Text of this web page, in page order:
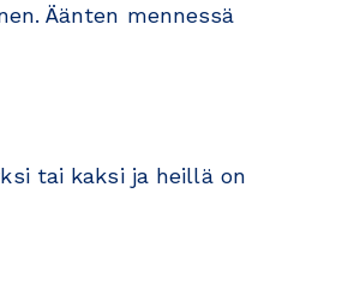
Äänten mennessä
tai kaksi ja heillä on